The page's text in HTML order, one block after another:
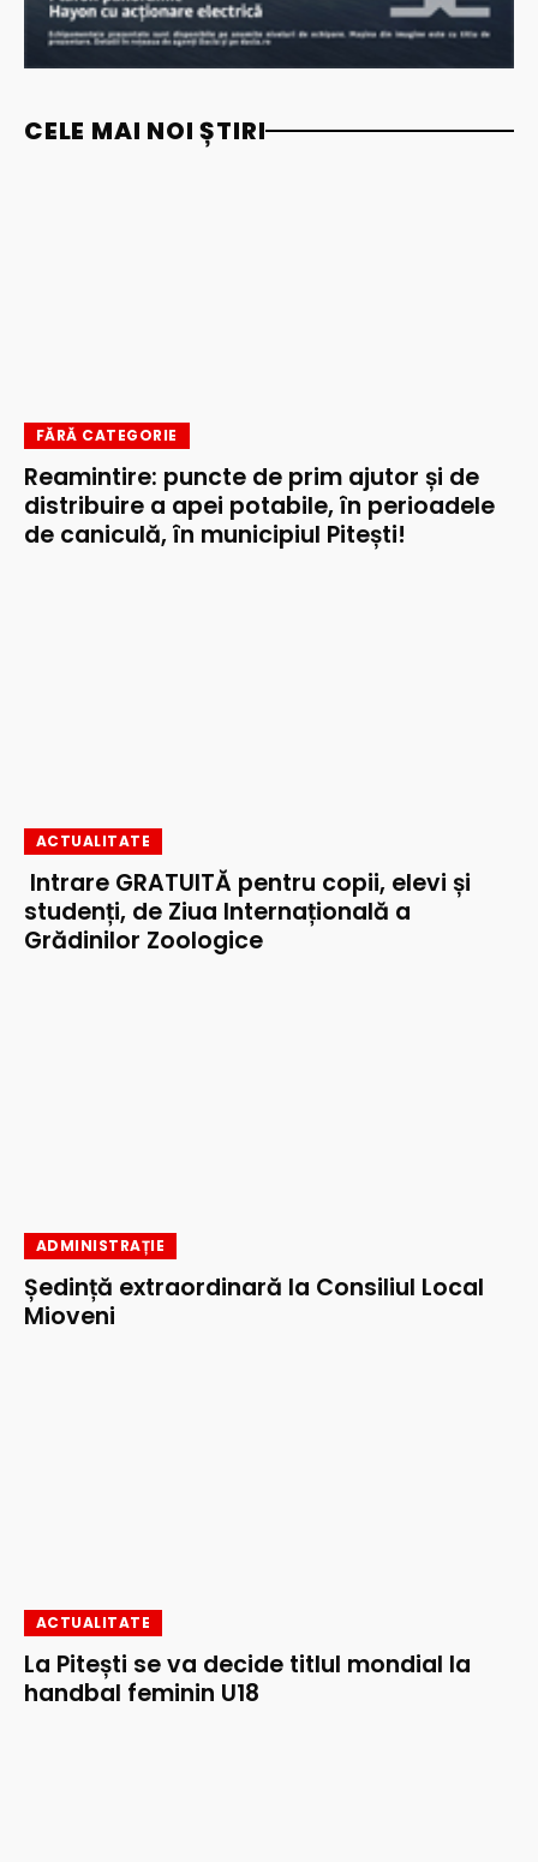
CELE MAI NOI ȘTIRI
FĂRĂ CATEGORIE
Reamintire: puncte de prim ajutor și de
distribuire a apei potabile, în perioadele
de caniculă, în municipiul Pitești!
ACTUALITATE
Intrare GRATUITĂ pentru copii, elevi și
studenți, de Ziua Internațională a
Grădinilor Zoologice
ADMINISTRAȚIE
Ședință extraordinară la Consiliul Local
Mioveni
ACTUALITATE
La Pitești se va decide titlul mondial la
handbal feminin U18